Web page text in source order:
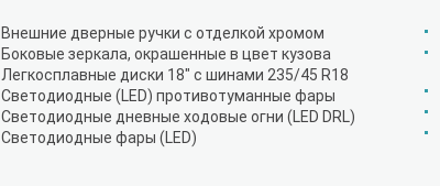
Внешние дверные ручки с отделкой хромом
Боковые зеркала, окрашенные в цвет кузова
Легкосплавные диски 18" с шинами 235/45 R18
Светодиодные (LED) противотуманные фары
Светодиодные дневные ходовые огни (LED DRL)
Светодиодные фары (LED)